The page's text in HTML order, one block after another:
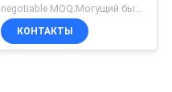
negotiable MOQ:Могущий быть предметом переговоров
КОНТАКТЫ